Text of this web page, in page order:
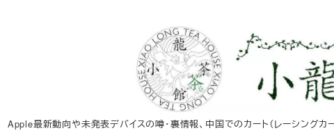
Apple最新動向や未発表デバイスの噂・裏情報、中国でのカート（レーシング